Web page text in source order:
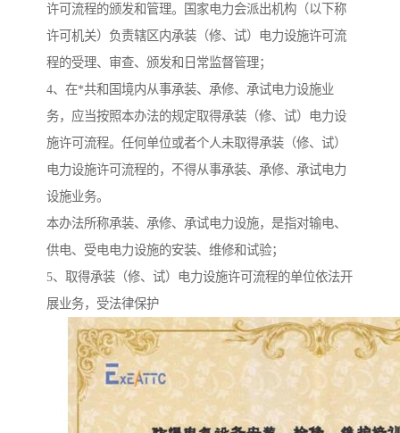
许可流程的颁发和管理。国家电力会派出机构（以下称
许可机关）负责辖区内承装（修、试）电力设施许可流
程的受理、审查、颁发和日常监督管理；
4、在*共和国境内从事承装、承修、承试电力设施业
务，应当按照本办法的规定取得承装（修、试）电力设
施许可流程。任何单位或者个人未取得承装（修、试）
电力设施许可流程的，不得从事承装、承修、承试电力
设施业务。
本办法所称承装、承修、承试电力设施，是指对输电、
供电、受电电力设施的安装、维修和试验；
5、取得承装（修、试）电力设施许可流程的单位依法开
展业务，受法律保护